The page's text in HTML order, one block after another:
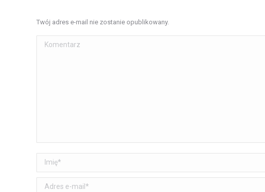
Twój adres e-mail nie zostanie opublikowany.
Komentarz
Imię *
Adres e-mail *